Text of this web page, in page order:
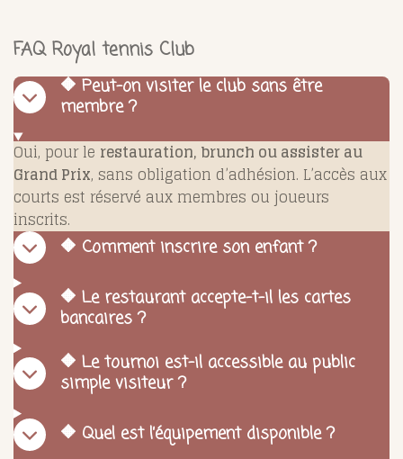
FAQ Royal tennis Club
🔶 Peut-on visiter le club sans être
membre ?
Oui, pour le restauration, brunch ou assister au
Grand Prix, sans obligation d’adhésion. L’accès aux
courts est réservé aux membres ou joueurs
inscrits.
🔶 Comment inscrire son enfant ?
🔶 Le restaurant accepte-t-il les cartes
bancaires ?
🔶 Le tournoi est-il accessible au public
simple visiteur ?
🔶 Quel est l’équipement disponible ?